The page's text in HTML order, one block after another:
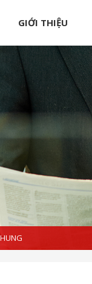
GIỚI THIỆU